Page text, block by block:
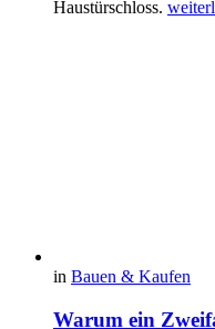
Haustürschloss.
in Bauen & Kaufen
Warum ein